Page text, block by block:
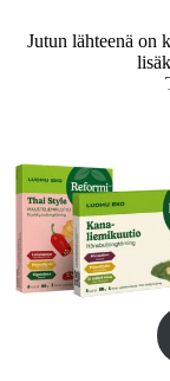
Jutun lähteenä on